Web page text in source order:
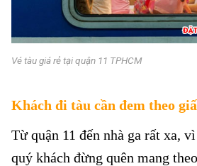
Vé tàu giá rẻ tại quận 11 TPHCM
Khách đi tàu cần đem theo
Từ quận 11 đến nhà ga rất xa,
quý khách đừng quên mang